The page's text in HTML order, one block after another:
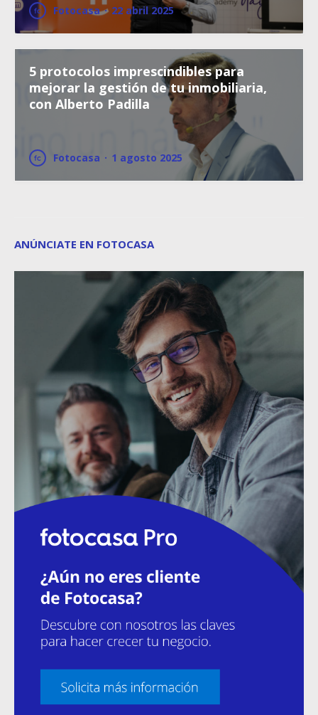
Fotocasa · 22 abril 2025
5 protocolos imprescindibles para
mejorar la gestión de tu inmobiliaria,
con Alberto Padilla
Fotocasa · 1 agosto 2025
ANÚNCIATE EN FOTOCASA